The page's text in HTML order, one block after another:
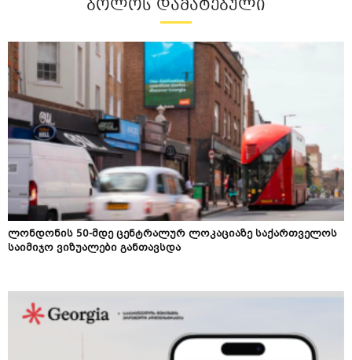
ᲑᲝᲚᲝᲡ ᲓᲐᲛᲐᲢᲔᲑᲣᲚᲘ
ლონდონის 50-მდე ცენტრალურ ლოკაციაზე საქართველოს
საიმიჯო ვიზუალები განთავსდა